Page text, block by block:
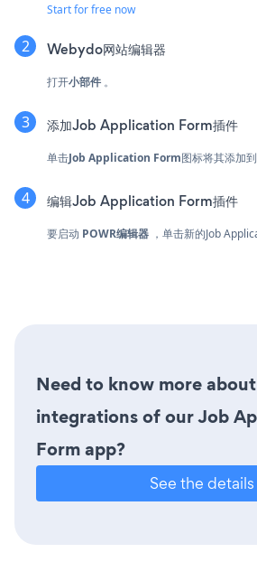
Start for free now
Webydo网站编辑器
打开小部件 。
添加Job Application Form插件
单击Job Application Form图标将其添加
编辑Job Application Form插件
要启动 POWR编辑器 ，单击新的Job
Need to know more
integrations of our Job
Form app?
See the details